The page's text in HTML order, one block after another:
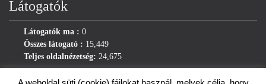
Látogatók
Látogatók ma : 0
Összes látogató : 15,449
Teljes oldalnézetség: 24,675